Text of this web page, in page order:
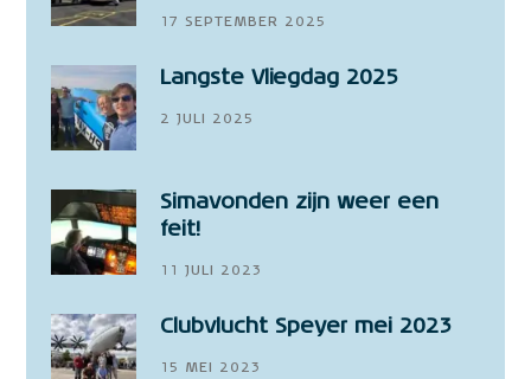
17 SEPTEMBER 2025
Langste Vliegdag 2025
2 JULI 2025
Simavonden zijn weer een
feit!
11 JULI 2023
Clubvlucht Speyer mei 2023
15 MEI 2023